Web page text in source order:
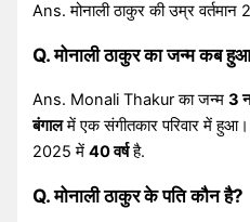
Ans. मोनाली ठाकुर की उम्र
Q. मोनाली ठाकुर का जन्म कब
Ans. Monali Thakur का जन्म3
बंगालमें एक संगीतकार परिवार में
2025 में40 वर्षहै.
Q. मोनाली ठाकुर के पति कौन है?